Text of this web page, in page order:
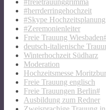
#freietrauunggrimma
#herrderringehochzeit
#Skype Hochzeitsplanung
#Zeremonienleiter
Freie Trauung
deutsch-italienische
Winterhochzeit Südharz
Moderation
Hochzeitsmesse
Freie Trauung englisch
Freie Trauungen Berlin#
Ausbildung zum Redner